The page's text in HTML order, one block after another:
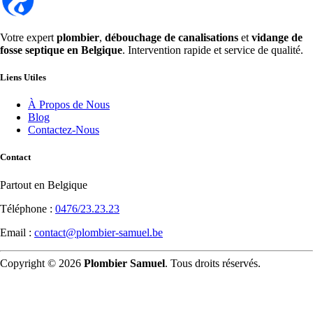
Votre expert plombier, débouchage de canalisations et vidange de
fosse septique en Belgique. Intervention rapide et service de qualité.
Liens Utiles
À Propos de Nous
Blog
Contactez-Nous
Contact
Partout en Belgique
Téléphone : 0476/23.23.23
Email : contact@plombier-samuel.be
Copyright © 2026 Plombier Samuel. Tous droits réservés.